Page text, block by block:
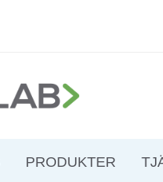
PRODUKTER